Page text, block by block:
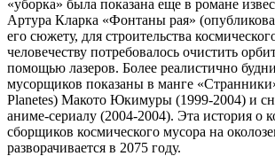
«уборка» была показана еще в романе
Артура Кларка «Фонтаны рая»
его сюжету, для строительства
человечеству потребовалось очистить
помощью лазеров. Более реалистично
мусорщиков показаны в манге
Planetes) Макото Юкимуры (1999-2004) и
аниме-сериалу (2004-2004). Эта история о
сборщиков космического мусора на
разворачивается в 2075 году.